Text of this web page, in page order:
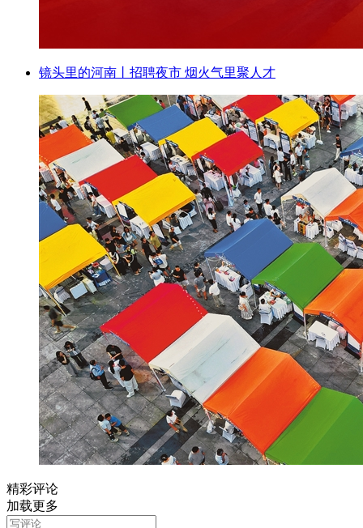
镜头里的河南丨招聘夜市 烟火气里聚人才
精彩评论
加载更多